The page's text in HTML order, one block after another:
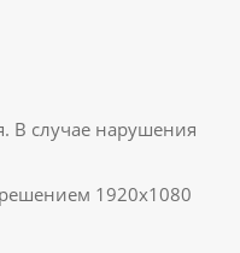
В случае нарушения
1920x1080